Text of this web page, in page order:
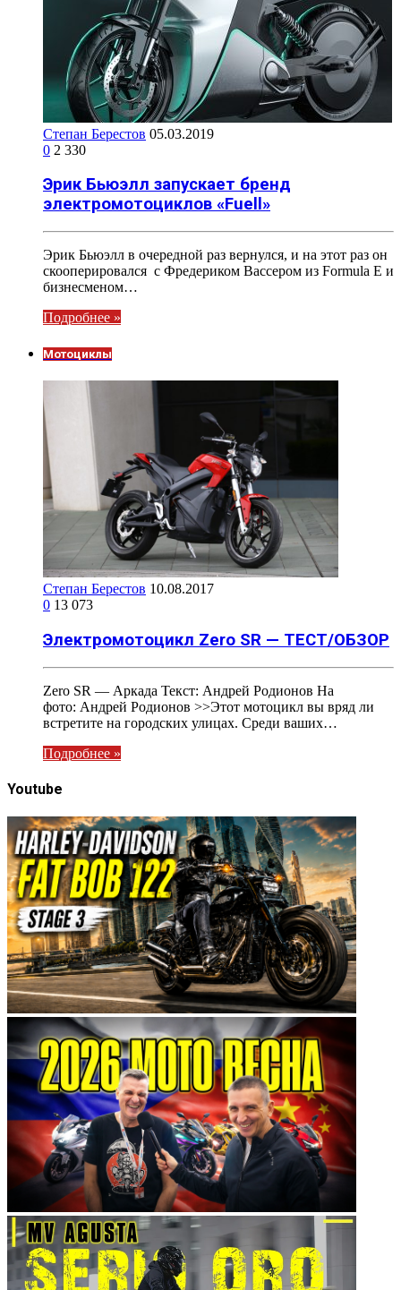
Степан Берестов 05.03.2019
0 2 330
Эрик Бьюэлл запускает бренд
электромотоциклов «Fuell»
Эрик Бьюэлл в очередной раз вернулся, и на этот раз он
скооперировался с Фредериком Вассером из Formula E и
бизнесменом…
Подробнее »
Мотоциклы
Степан Берестов 10.08.2017
0 13 073
Электромотоцикл Zero SR — ТЕСТ/ОБЗОР
Zero SR — Аркада Текст: Андрей Родионов На
фото: Андрей Родионов >>Этот мотоцикл вы вряд ли
встретите на городских улицах. Среди ваших…
Подробнее »
Youtube